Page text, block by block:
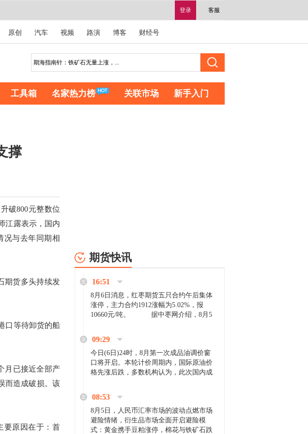
登录 客服
原创 汽车 视频 路演 博客 财经号
工具箱 名家热力榜 关联市场 新手入门
撑
破800元整数位
江露表示，国内
况与去年同期相
期货多头持续发
口等待卸货的船
月已接近全部产
而造成破损。该
原因在于：首
期货快讯
16:51
8月6日消息，红枣期货五只合约午后集体
涨停，主力合约1912涨幅为5.02%，报
10660元/吨。 据中枣网介绍，8月5
家好货依旧惜售挺...
09:29
今日(6日)24时，8月第一次成品油调价窗
口将开启。本轮计价周期内，国际原油价
格先涨后跌，多数机构认为，此次国内成
08:53
8月5日，人民币汇率市场的波动点燃市场
避险情绪，衍生品市场全面开启避险模
式：黄金携手豆粕涨停，棉花与铁矿石跌